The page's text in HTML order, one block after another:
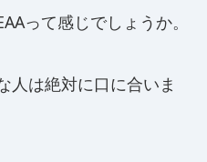
って感じでしょうか。
人は絶対に口に合いま